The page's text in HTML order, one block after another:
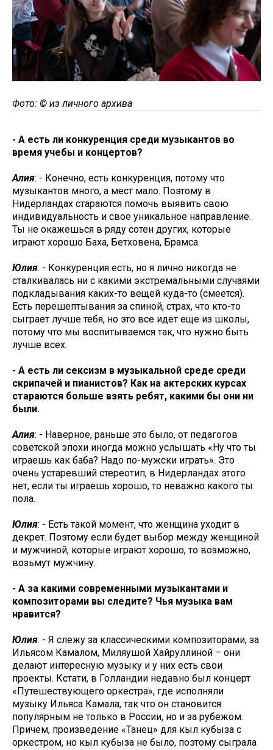
Фото: © из личного архива
- А есть ли конкуренция среди музыкантов во
время учебы и концертов?
Алия: - Конечно, есть конкуренция, потому что
музыкантов много, а мест мало. Поэтому в
Нидерландах стараются помочь выявить свою
индивидуальность и свое уникальное направление.
Ты не окажешься в ряду сотен других, которые
играют хорошо Баха, Бетховена, Брамса.
Юлия: - Конкуренция есть, но я лично никогда не
сталкивалась ни с какими экстремальными случаями
подкладывания каких-то вещей куда-то (смеется).
Есть перешептывания за спиной, страх, что кто-то
сыграет лучше тебя, но это все идет еще из школы,
потому что мы воспитываемся так, что нужно быть
лучше всех.
- А есть ли сексизм в музыкальной среде среди
скрипачей и пианистов? Как на актерских курсах
стараются больше взять ребят, какими бы они ни
были.
Алия: - Наверное, раньше это было, от педагогов
советской эпохи иногда можно услышать «Ну что ты
играешь как баба? Надо по-мужски играть». Это
очень устаревший стереотип, в Нидерландах этого
нет, если ты играешь хорошо, то неважно какого ты
пола.
Юлия: - Есть такой момент, что женщина уходит в
декрет. Поэтому если будет выбор между женщиной
и мужчиной, которые играют хорошо, то возможно,
возьмут мужчину.
- А за какими современными музыкантами и
композиторами вы следите? Чья музыка вам
нравится?
Юлия: - Я слежу за классическими композиторами, за
Ильясом Камалом, Миляушой Хайруллиной – они
делают интересную музыку и у них есть свои
проекты. Кстати, в Голландии недавно был концерт
«Путешествующего оркестра», где исполняли
музыку Ильяса Камала, так что он становится
популярным не только в России, но и за рубежом.
Причем, произведение «Танец» для кыл кубыза с
оркестром, но кыл кубыза не было, поэтому сыграла